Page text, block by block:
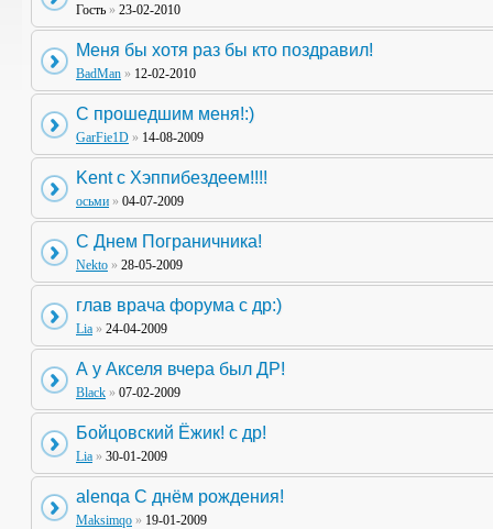
Гость » 23-02-2010
Меня бы хотя раз бы кто поздравил!
BadMan » 12-02-2010
С прошедшим меня!:)
GarFie1D » 14-08-2009
Kent c Хэппибездеем!!!!
осьми » 04-07-2009
С Днем Пограничника!
Nekto » 28-05-2009
глав врача форума с др:)
Lia » 24-04-2009
А у Акселя вчера был ДР!
Black » 07-02-2009
Бойцовский Ёжик! с др!
Lia » 30-01-2009
alenqa С днём рождения!
Maksimqo » 19-01-2009